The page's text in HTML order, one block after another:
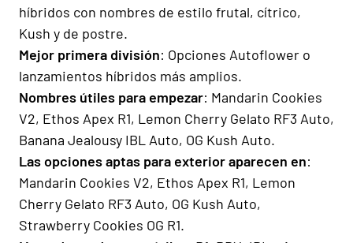
híbridos con nombres de estilo frutal, cítrico,
Kush y de postre.
Mejor primera división: Opciones Autoflower o
lanzamientos híbridos más amplios.
Nombres útiles para empezar: Mandarin Cookies
V2, Ethos Apex R1, Lemon Cherry Gelato RF3 Auto,
Banana Jealousy IBL Auto, OG Kush Auto.
Las opciones aptas para exterior aparecen en:
Mandarin Cookies V2, Ethos Apex R1, Lemon
Cherry Gelato RF3 Auto, OG Kush Auto,
Strawberry Cookies OG R1.